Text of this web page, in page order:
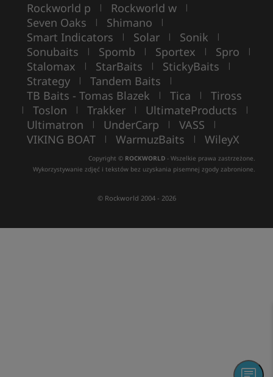
Rockworld p | Rockworld w |
Seven Oaks | Shimano |
Smart Indicators | Solar | Sonik |
Sonubaits | Spomb | Sportex | Spro |
Stalomax | StarBaits | StickyBaits |
Strategy | Tandem Baits |
TB Baits - Tomas Blazek | Tica | Tiross
| Toslon | Trakker | UltimateProducts |
Ultimatron | UnderCarp | VASS |
VIKING BOAT | WarmuzBaits | WileyX
Copyright © ROCKWORLD - Wszelkie prawa zastrzeżone.
Wykorzystywanie zdjęć i tekstów bez uzyskania pisemnej zgody zabronione.
© Rockworld 2004 - 2026